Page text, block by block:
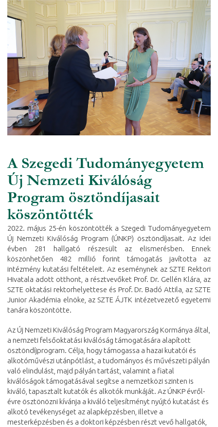
A Szegedi Tudományegyetem
Új Nemzeti Kiválóság
Program ösztöndíjasait
köszöntötték
2022. május 25-én köszöntötték a Szegedi Tudományegyetem
Új Nemzeti Kiválóság Program (ÚNKP) ösztöndíjasait. Az idei
évben 281 hallgató részesült az elismerésben. Ennek
köszönhetően 482 millió forint támogatás javította az
intézmény kutatási feltételeit. Az eseménynek az SZTE Rektori
Hivatala adott otthont, a résztvevőket Prof. Dr. Gellén Klára, az
SZTE oktatási rektorhelyettese és Prof. Dr. Badó Attila, az SZTE
Junior Akadémia elnöke, az SZTE ÁJTK intézetvezető egyetemi
tanára köszöntötte.
Az Új Nemzeti Kiválóság Program Magyarország Kormánya által,
a nemzeti felsőoktatási kiválóság támogatására alapított
ösztöndíjprogram. Célja, hogy támogassa a hazai kutatói és
alkotóművészi utánpótlást, a tudományos és művészeti pályán
való elindulást, majd pályán tartást, valamint a fiatal
kiválóságok támogatásával segítse a nemzetközi szinten is
kiváló, tapasztalt kutatók és alkotók munkáját. Az ÚNKP évről-
évre ösztönözni kívánja a kiváló teljesítményt nyújtó kutatást és
alkotó tevékenységet az alapképzésben, illetve a
mesterképzésben és a doktori képzésben részt vevő hallgatók,